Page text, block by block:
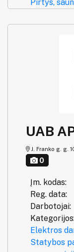
Pirtys,
UAB
J. Franko g. g.
0
Įm. kodas:
Reg. data:
Darbotojai:
Elektros
Statybos